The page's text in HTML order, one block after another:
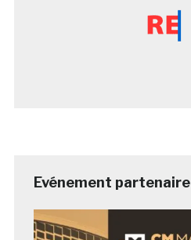
Evénement partenaire